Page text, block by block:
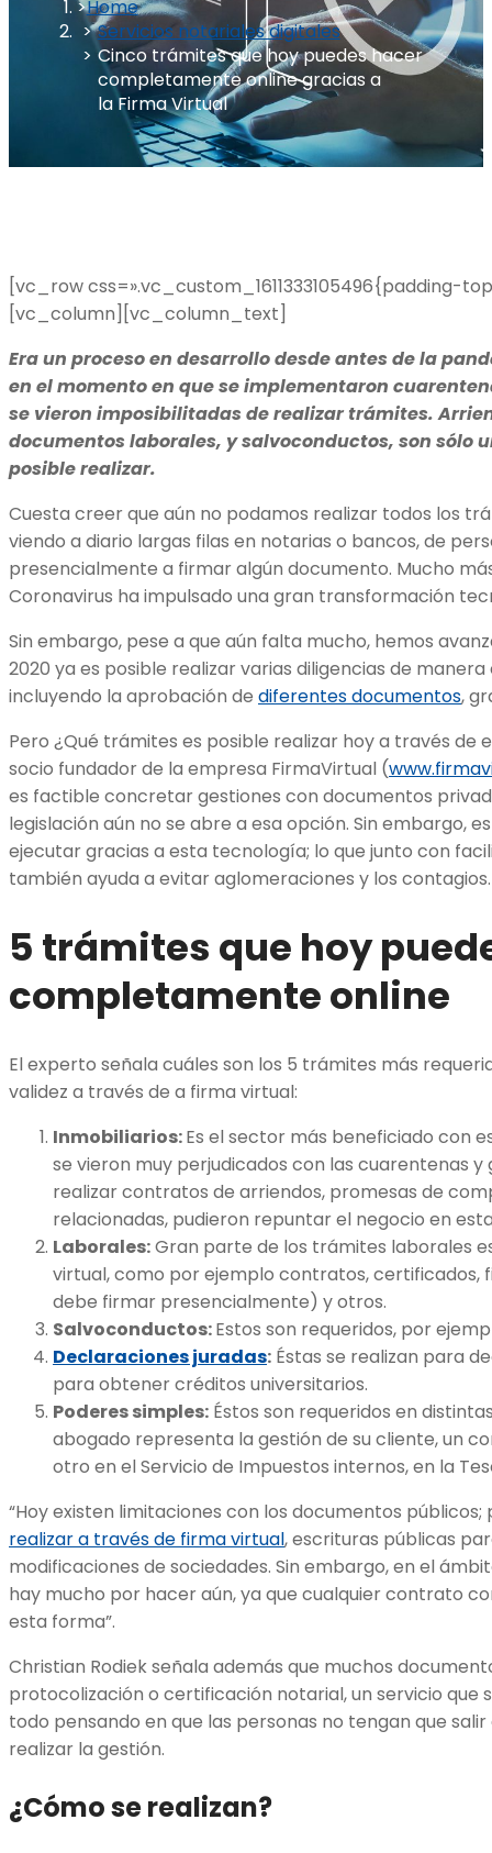
Home
Servicios notariales digitales
Cinco trámites que hoy puedes hacer
completamente online gracias a
la Firma Virtual
[vc_row css=».vc_custom_1611333105496{padding-
[vc_column][vc_column_text]
Era un proceso en desarrollo desde antes de la
en el momento en que se implementaron
se vieron imposibilitadas de realizar trámites.
documentos laborales, y salvoconductos, son sólo
posible realizar.
Cuesta creer que aún no podamos realizar todos los
viendo a diario largas filas en notarias o bancos, de
presencialmente a firmar algún documento. Mucho
Coronavirus ha impulsado una gran transformación
Sin embargo, pese a que aún falta mucho, hemos
2020 ya es posible realizar varias diligencias de
incluyendo la aprobación de diferentes documentos,
Pero ¿Qué trámites es posible realizar hoy a través de
socio fundador de la empresa FirmaVirtual (
es factible concretar gestiones con documentos
legislación aún no se abre a esa opción. Sin embargo,
ejecutar gracias a esta tecnología; lo que junto con
también ayuda a evitar aglomeraciones y los contagios.
5 trámites que hoy
completamente online
El experto señala cuáles son los 5 trámites más
validez a través de a firma virtual:
Inmobiliarios:Es el sector más beneficiado con
se vieron muy perjudicados con las cuarentenas y
realizar contratos de arriendos, promesas de
relacionadas, pudieron repuntar el negocio en
Laborales:Gran parte de los trámites laborales
virtual, como por ejemplo contratos, certificados,
debe firmar presencialmente) y otros.
Salvoconductos:Estos son requeridos, por
Declaraciones juradas: Éstas se realizan para
para obtener créditos universitarios.
Poderes simples: Éstos son requeridos en
abogado representa la gestión de su cliente, un
otro en el Servicio de Impuestos internos, en la
“Hoy existen limitaciones con los documentos públicos;
realizar a través de firma virtual, escrituras públicas
modificaciones de sociedades. Sin embargo, en el
hay mucho por hacer aún, ya que cualquier contrato
esta forma”.
Christian Rodiek señala además que muchos
protocolización o certificación notarial, un servicio que
todo pensando en que las personas no tengan que
realizar la gestión.
¿Cómo se realizan?